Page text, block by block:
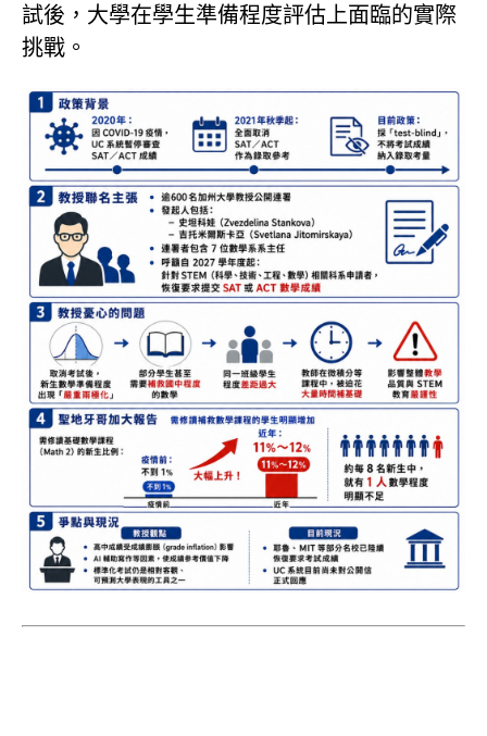
試後，大學在學生準備程度評估上面臨的實際
挑戰。